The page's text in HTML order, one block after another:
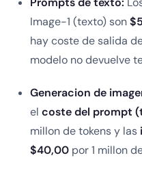
Image-1 (texto) son
hay coste de salida
modelo no devuelve
Generacion de
el coste del prompt
millon de tokens y las
$40,00 por 1 millon